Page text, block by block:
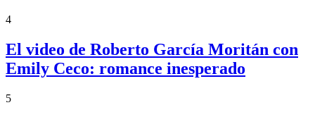
4
El video de Roberto García Moritán con
Emily Ceco: romance inesperado
5